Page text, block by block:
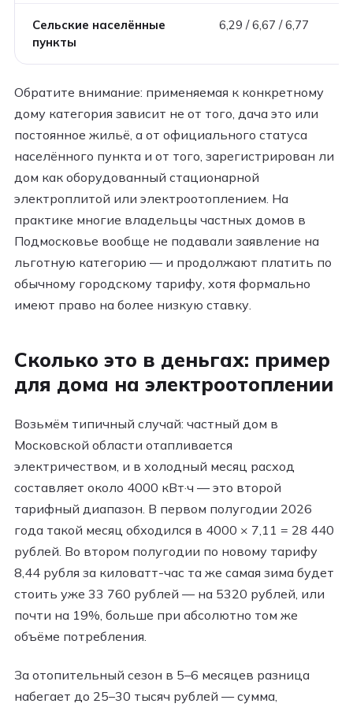
Сельские населённые
пункты
6,29 / 6,67 / 6,77
Обратите внимание: применяемая к конкретному
дому категория зависит не от того, дача это или
постоянное жильё, а от официального статуса
населённого пункта и от того, зарегистрирован ли
дом как оборудованный стационарной
электроплитой или электроотоплением. На
практике многие владельцы частных домов в
Подмосковье вообще не подавали заявление на
льготную категорию — и продолжают платить по
обычному городскому тарифу, хотя формально
имеют право на более низкую ставку.
Сколько это в деньгах: пример
для дома на электроотоплении
Возьмём типичный случай: частный дом в
Московской области отапливается
электричеством, и в холодный месяц расход
составляет около 4000 кВт·ч — это второй
тарифный диапазон. В первом полугодии 2026
года такой месяц обходился в 4000 × 7,11 = 28 440
рублей. Во втором полугодии по новому тарифу
8,44 рубля за киловатт-час та же самая зима будет
стоить уже 33 760 рублей — на 5320 рублей, или
почти на 19%, больше при абсолютно том же
объёме потребления.
За отопительный сезон в 5–6 месяцев разница
набегает до 25–30 тысяч рублей — сумма,